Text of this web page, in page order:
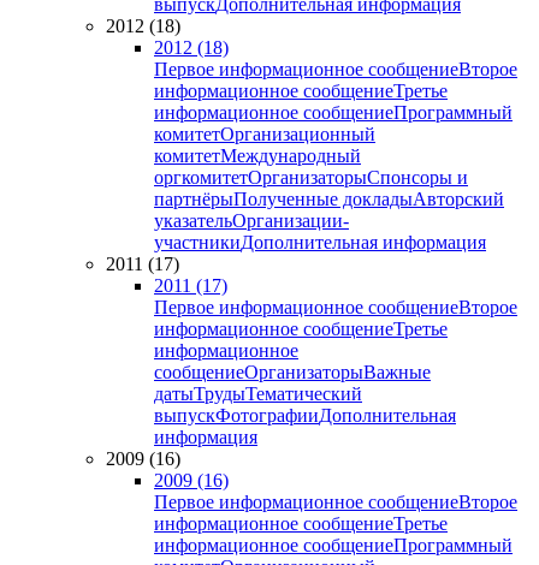
выпускДополнительная информация
2012 (18)
2012 (18)
Первое информационное сообщениеВторое
информационное сообщениеТретье
информационное сообщениеПрограммный
комитетОрганизационный
комитетМеждународный
оргкомитетОрганизаторыСпонсоры и
партнёрыПолученные докладыАвторский
указательОрганизации-
участникиДополнительная информация
2011 (17)
2011 (17)
Первое информационное сообщениеВторое
информационное сообщениеТретье
информационное
сообщениеОрганизаторыВажные
датыТрудыТематический
выпускФотографииДополнительная
информация
2009 (16)
2009 (16)
Первое информационное сообщениеВторое
информационное сообщениеТретье
информационное сообщениеПрограммный